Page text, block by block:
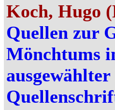
Koch, Hugo
Quellen zur
Mönchtums